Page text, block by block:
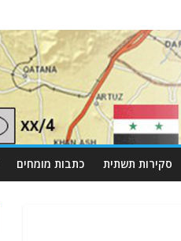
סקירות תשתית כתבות מומחים